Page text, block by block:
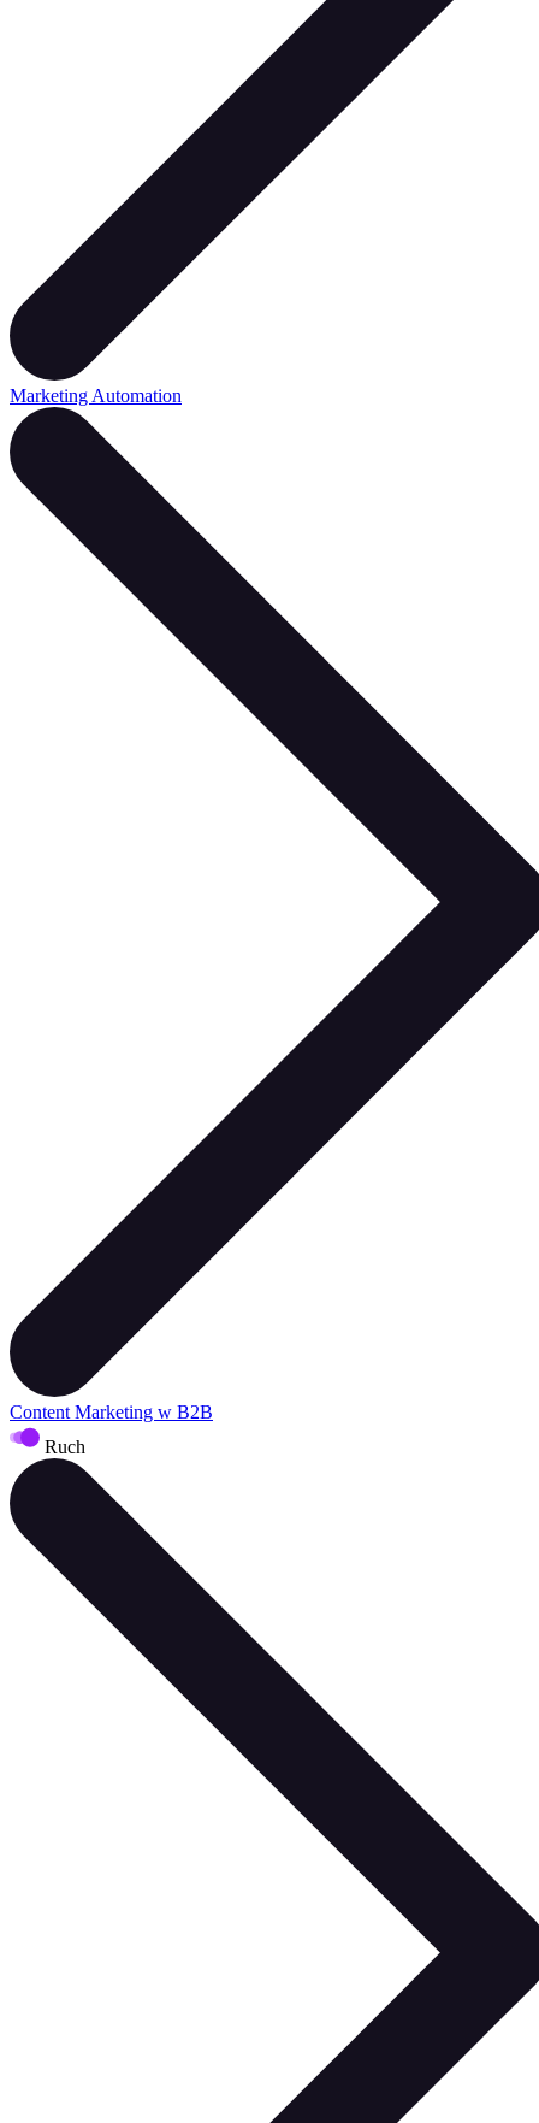
Marketing Automation
Content Marketing w B2B
Ruch